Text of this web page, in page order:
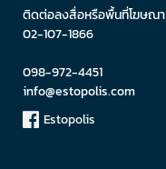
ติดต่อลงสื่อหรือพื้นที่โฆษณา
02-107-1866
098-972-4451
info@estopolis.com
Estopolis